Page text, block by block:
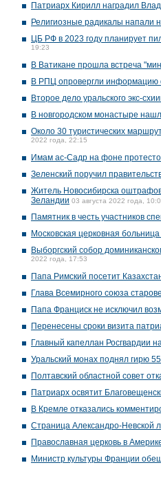
Патриарх Кирилл наградил
Религиозные радикалы напали
ЦБ РФ в 2023 году планирует
19:23
В Ватикане прошла встреча
В РПЦ опровергли информацию
Второе дело уральского экс-
В новгородском монастыре
Около 30 туристических
2022 года, 22:15
Имам ас-Садр на фоне
Зеленский поручил
Житель Новосибирска
Зеландии 03 августа 2022 года,
Памятник в честь участников
Московская церковная
Выборгский собор
2022 года, 17:53
Папа Римский посетит
Глава Всемирного союза
Папа Франциск не исключил
Перенесены сроки визита
Главный капеллан Росгвардии
Уральский монах поднял гирю
Полтавский областной совет
Патриарх освятит
В Кремле отказались
Страница Александро-Невской
Православная церковь в
Министр культуры Франции